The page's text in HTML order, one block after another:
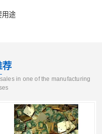
用途
荐
in one of the manufacturing